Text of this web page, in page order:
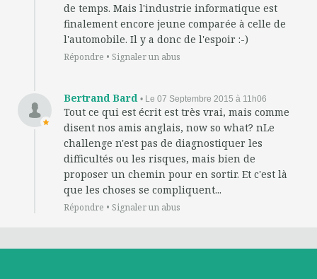
de temps. Mais l'industrie informatique est
finalement encore jeune comparée à celle de
l'automobile. Il y a donc de l'espoir :-)
Répondre • Signaler un abus
Bertrand Bard• Le 07 Septembre 2015 à 11h06
Tout ce qui est écrit est très vrai, mais comme
disent nos amis anglais, now so what? nLe
challenge n'est pas de diagnostiquer les
difficultés ou les risques, mais bien de
proposer un chemin pour en sortir. Et c'est là
que les choses se compliquent...
Répondre • Signaler un abus